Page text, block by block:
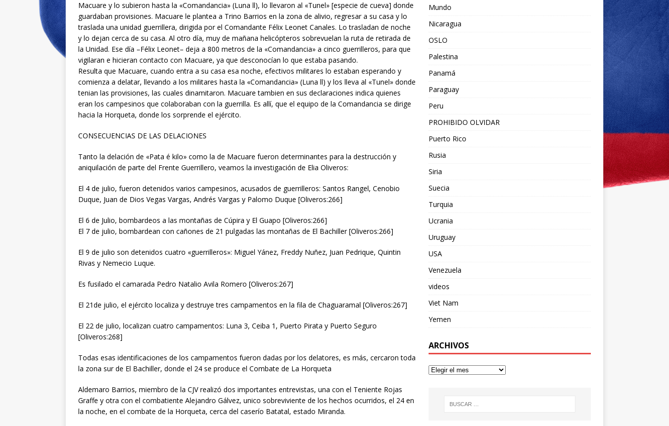
Macuare y lo subieron hasta la «Comandancia» (Luna ll), lo llevaron al «Tunel» [especie de cueva] donde
guardaban provisiones. Macuare le plantea a Trino Barrios en la zona de alivio, regresar a su casa y lo
traslada una unidad guerrillera, dirigida por el Comandante Félix Leonet Canales. Lo trasladan de noche
y lo dejan cerca de su casa. Al otro día, muy de mañana helicópteros sobrevuelan la ruta de retirada de
la Unidad. Ese día –Félix Leonet– deja a 800 metros de la «Comandancia» a cinco guerrilleros, para que
vigilaran e hicieran contacto con Macuare, ya que desconocían lo que estaba pasando.
Resulta que Macuare, cuando entra a su casa esa noche, efectivos militares lo estaban esperando y
comienza a delatar, llevando a los militares hasta la «Comandancia» (Luna ll) y los lleva al «Tunel» donde
tenian las provisiones, las cuales dinamitaron. Macuare tambien en sus declaraciones indica quienes
eran los campesinos que colaboraban con la guerrilla. Es allí, que el equipo de la Comandancia se dirige
hacia la Horqueta, donde los sorprende el ejército.
CONSECUENCIAS DE LAS DELACIONES
Tanto la delación de «Pata é kilo» como la de Macuare fueron determinantes para la destrucción y
aniquilación de parte del Frente Guerrillero, veamos la investigación de Elia Oliveros:
El 4 de julio, fueron detenidos varios campesinos, acusados de guerrilleros: Santos Rangel, Cenobio
Duque, Juan de Dios Vegas Vargas, Andrés Vargas y Palomo Duque [Oliveros:266]
El 6 de Julio, bombardeos a las montañas de Cúpira y El Guapo [Oliveros:266]
El 7 de julio, bombardean con cañones de 21 pulgadas las montañas de El Bachiller [Oliveros:266]
El 9 de julio son detenidos cuatro «guerrilleros»: Miguel Yánez, Freddy Nuñez, Juan Pedrique, Quintin
Rivas y Nemecio Luque.
Es fusilado el camarada Pedro Natalio Avila Romero [Oliveros:267]
El 21de julio, el ejército localiza y destruye tres campamentos en la fila de Chaguaramal [Oliveros:267]
El 22 de julio, localizan cuatro campamentos: Luna 3, Ceiba 1, Puerto Pirata y Puerto Seguro
[Oliveros:268]
Todas esas identificaciones de los campamentos fueron dadas por los delatores, es más, cercaron toda
la zona sur de El Bachiller, donde el 24 se produce el Combate de La Horqueta
Aldemaro Barrios, miembro de la CJV realizó dos importantes entrevistas, una con el Teniente Rojas
Graffe y otra con el combatiente Alejandro Gálvez, unico sobreviviente de los hechos ocurridos, el 24 en
la noche, en el combate de la Horqueta, cerca del caserío Batatal, estado Miranda.
Mundo
Nicaragua
OSLO
Palestina
Panamá
Paraguay
Peru
PROHIBIDO OLVIDAR
Puerto Rico
Rusia
Siria
Suecia
Turquia
Ucrania
Uruguay
USA
Venezuela
videos
Viet Nam
Yemen
ARCHIVOS